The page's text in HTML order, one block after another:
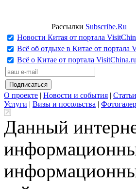
Рассылки Subscribe.Ru
Новости Китая от портала
Всё об отдыхе в Китае от портала
Всё о Китае от портала VisitChina.ru
О проекте | Новости и события | Статьи
Услуги | Визы и посольства |
Данный